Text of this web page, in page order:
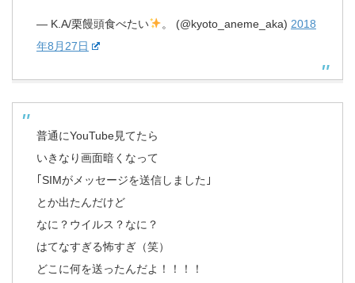
— K.A/栗饅頭食べたい 。 (@kyoto_aneme_aka) 2018
年8月27日
普通にYouTube見てたら
いきなり画面暗くなって
｢SIMがメッセージを送信しました｣
とか出たんだけど
なに？ウイルス？なに？
はてなすぎる怖すぎ（笑）
どこに何を送ったんだよ！！！！